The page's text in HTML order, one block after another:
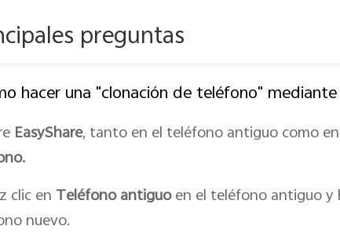
preguntas
hacer una "clonación de teléfono" mediante
EasyShare, tanto en el teléfono antiguo como
clic en Teléfono antiguoen el teléfono antiguo y
nuevo.